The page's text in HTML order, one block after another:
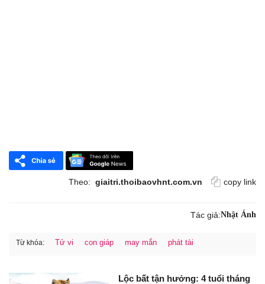
Theo: giaitri.thoibaovhnt.com.vn copy link
Tác giả:Nhật Ánh
Từ khóa: Tử vi con giáp may mắn phát tài
Lộc bất tận hưởng: 4 tuổi tháng